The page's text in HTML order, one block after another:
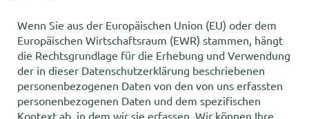
Wenn Sie aus der Europäischen Union (EU) oder dem
Europäischen Wirtschaftsraum (EWR) stammen, hängt
die Rechtsgrundlage für die Erhebung und Verwendung
der in dieser Datenschutzerklärung beschriebenen
personenbezogenen Daten von den von uns erfassten
personenbezogenen Daten und dem spezifischen
Kontext ab, in dem wir sie erfassen. Wir können Ihre